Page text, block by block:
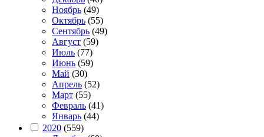
Ноябрь (49)
Октябрь (55)
Сентябрь (49)
Август (59)
Июль (77)
Июнь (59)
Май (30)
Апрель (52)
Март (55)
Февраль (41)
Январь (44)
2020 (559)